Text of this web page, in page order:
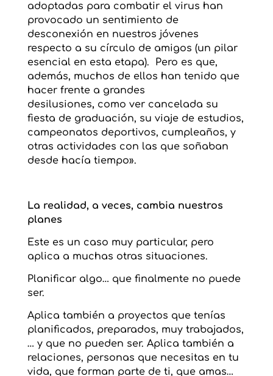
adoptadas para combatir el virus han
provocado un sentimiento de
desconexión en nuestros jóvenes
respecto a su círculo de amigos (un pilar
esencial en esta etapa). Pero es que,
además, muchos de ellos han tenido que
hacer frente a grandes
desilusiones, como ver cancelada su
fiesta de graduación, su viaje de estudios,
campeonatos deportivos, cumpleaños, y
otras actividades con las que soñaban
desde hacía tiempo».
La realidad, a veces, cambia nuestros
planes
Este es un caso muy particular, pero
aplica a muchas otras situaciones.
Planificar algo… que finalmente no puede
ser.
Aplica también a proyectos que tenías
planificados, preparados, muy trabajados,
… y que no pueden ser. Aplica también a
relaciones, personas que necesitas en tu
vida, que forman parte de ti, que amas…